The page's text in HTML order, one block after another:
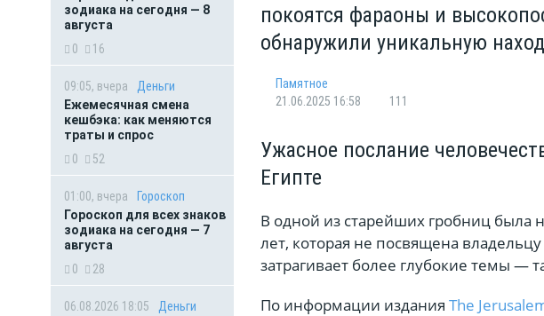
зодиака на сегодня — 8
августа
0
16
09:05, вчера
Деньги
Ежемесячная смена
кешбэка: как меняются
траты и спрос
0
52
01:00, вчера
Гороскоп
Гороскоп для всех знаков
зодиака на сегодня — 7
августа
0
28
06.08.2026 18:05
Деньги
покоятся фараоны и
обнаружили уникальную
Памятное
21.06.2025 16:58
111
Ужасное послание
Египте
В одной из старейших гробниц была
лет, которая не посвящена
затрагивает более глубокие темы —
По информации издания The